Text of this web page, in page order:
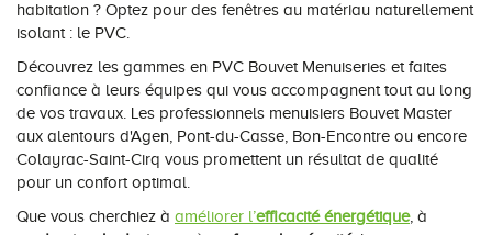
habitation ? Optez pour des fenêtres au matériau naturellement
isolant : le PVC.
Découvrez les gammes en PVC Bouvet Menuiseries et faites
confiance à leurs équipes qui vous accompagnent tout au long
de vos travaux. Les professionnels menuisiers Bouvet Master
aux alentours d'Agen, Pont-du-Casse, Bon-Encontre ou encore
Colayrac-Saint-Cirq vous promettent un résultat de qualité
pour un confort optimal.
Que vous cherchiez à améliorer l’efficacité énergétique, à